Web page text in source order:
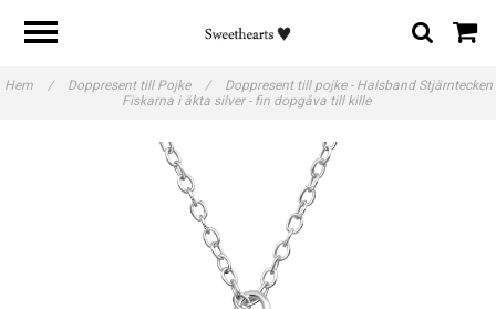
Hem / Doppresent till Pojke /
Doppresent till pojke - Halsband Stjärntecken
Fiskarna i äkta silver - fin dopgåva till kille